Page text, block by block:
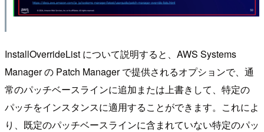
InstallOverrideList について説明すると、AWS Systems
Manager の Patch Manager で提供されるオプションで、通
常のパッチベースラインに追加または上書きして、特定の
パッチをインスタンスに適用することができます。これによ
り、既定のパッチベースラインに含まれていない特定のパッ